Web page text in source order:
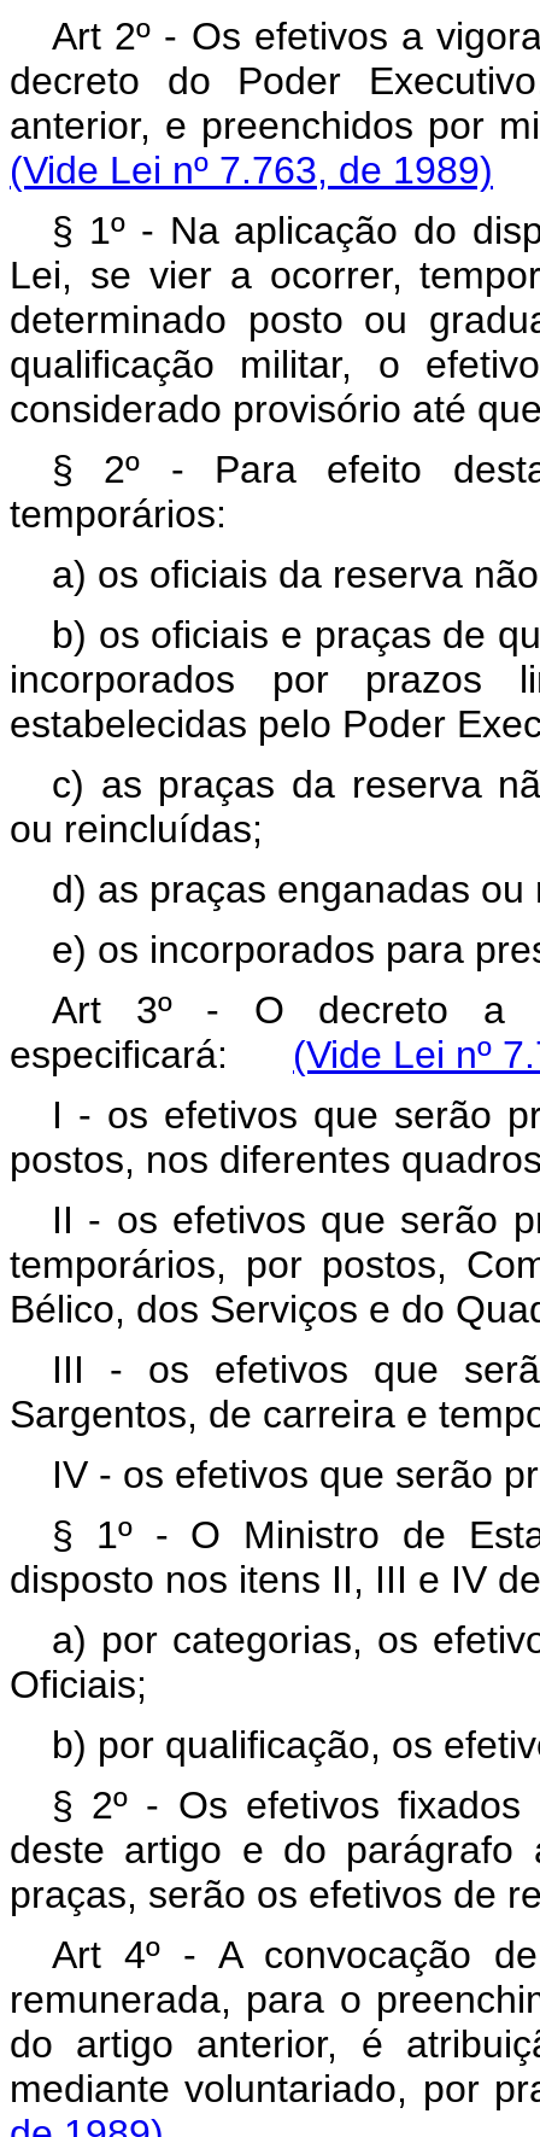
Art 2º - Os efetivos a
decreto do Poder
anterior, e preenchidos por
(Vide Lei nº 7.763, de 1989)
§ 1º - Na aplicação do
Lei, se vier a ocorrer,
determinado posto ou
qualificação militar, o
considerado provisório até
§ 2º - Para efeito
temporários:
a) os oficiais da reserva
b) os oficiais e praças de
incorporados por prazos
estabelecidas pelo Poder
c) as praças da reserva
ou reincluídas;
d) as praças enganadas
e) os incorporados para
Art 3º - O decreto a
especificará: (Vide Lei nº
I - os efetivos que serão
postos, nos diferentes
II - os efetivos que serão
temporários, por postos,
Bélico, dos Serviços e do
III - os efetivos que
Sargentos, de carreira e
IV - os efetivos que serão
§ 1º - O Ministro de
disposto nos itens II, III e IV
a) por categorias, os
Oficiais;
b) por qualificação, os
§ 2º - Os efetivos
deste artigo e do
praças, serão os efetivos de
Art 4º - A convocação
remunerada, para o
do artigo anterior, é
mediante voluntariado,